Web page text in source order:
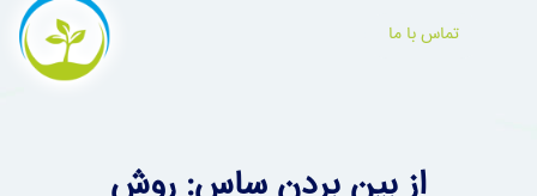
تماس با ما